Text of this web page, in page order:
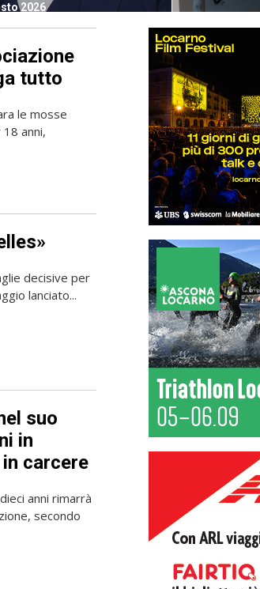
2026
tutto
le mosse
anni,
decisive per
lanciato...
suo
in
carcere
anni rimarrà
secondo